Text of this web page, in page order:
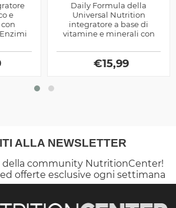
e
ottimo
Daily Formula della
Universal Nutrition
integratore a base di
vitamine e minerali con
vegetali, utile per favorire i
numerosi processi...
€15,99
ALLA NEWSLETTER
della community NutritionCenter!
offerte esclusive ogni settimana